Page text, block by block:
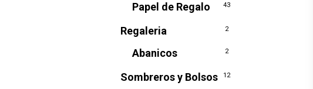
Papel de Regalo 43
Regaleria 2
Abanicos 2
Sombreros y Bolsos
12